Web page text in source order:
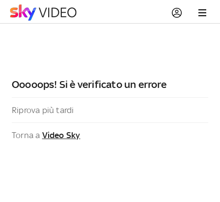
Ooooops! Si è verificato un errore
Riprova più tardi
Torna a Video Sky